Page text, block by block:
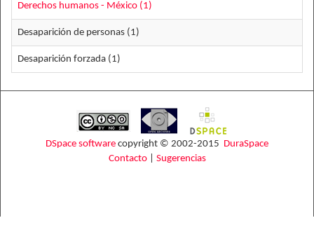
Derechos humanos - México (1)
Desaparición de personas (1)
Desaparición forzada (1)
DSpace software copyright © 2002-2015 DuraSpace
Contacto| Sugerencias